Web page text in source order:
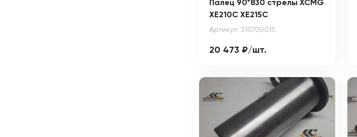
Палец 90*830 стрелы XCMG
XE210C XE215C
Артикул: 310700015
20 473 ₽/шт.